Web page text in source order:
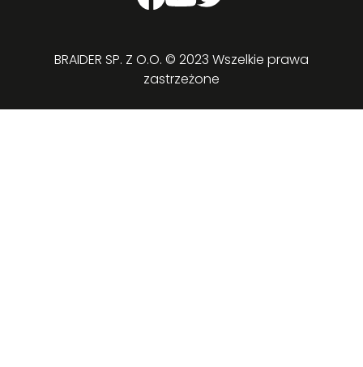
BRAIDER SP. Z O.O. © 2023 Wszelkie prawa
zastrzeżone